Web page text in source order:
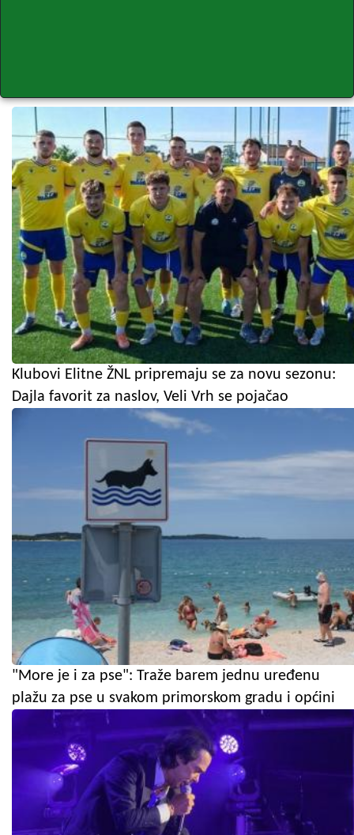
Klubovi Elitne ŽNL pripremaju se za novu sezonu:
Dajla favorit za naslov, Veli Vrh se pojačao
"More je i za pse": Traže barem jednu uređenu
plažu za pse u svakom primorskom gradu i općini